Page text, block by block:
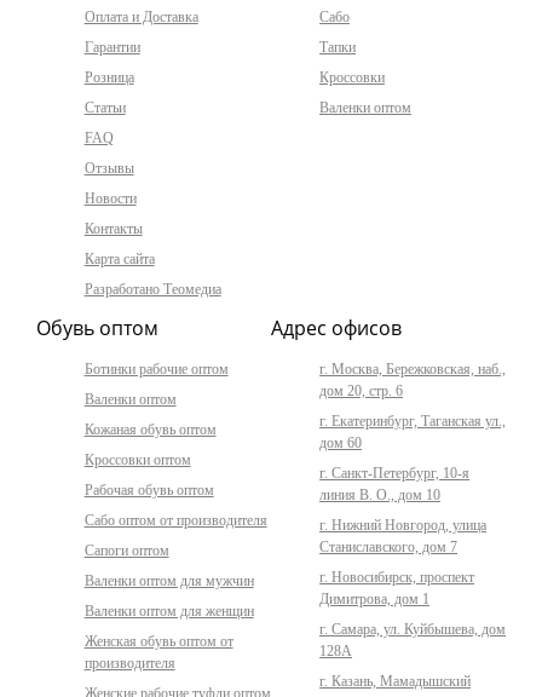
Оплата и Доставка
Гарантии
Розница
Статьи
FAQ
Отзывы
Новости
Контакты
Карта сайта
Разработано Теомедиа
Сабо
Тапки
Кроссовки
Валенки оптом
Обувь оптом
Ботинки рабочие оптом
Валенки оптом
Кожаная обувь оптом
Кроссовки оптом
Рабочая обувь оптом
Сабо оптом от производителя
Сапоги оптом
Валенки оптом для мужчин
Валенки оптом для женщин
Женская обувь оптом от
производителя
Женские рабочие туфли оптом
Адрес офисов
г. Москва, Бережковская, наб.,
дом 20, стр. 6
г. Екатеринбург, Таганская ул.,
дом 60
г. Санкт-Петербург, 10-я
линия В. О., дом 10
г. Нижний Новгород, улица
Станиславского, дом 7
г. Новосибирск, проспект
Димитрова, дом 1
г. Самара, ул. Куйбышева, дом
128А
г. Казань, Мамадышский